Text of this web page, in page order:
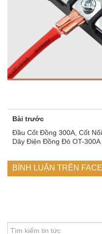
Bài trước
Đầu Cốt Đồng 300A, Cốt Nối
Dây Điện Đồng Đỏ OT-300A
BÌNH LUẬN TRÊN